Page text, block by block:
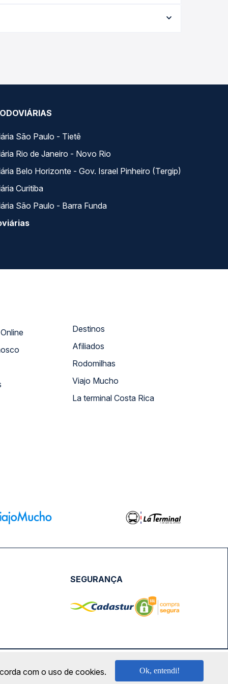
e garante a melhor oferta para o seu roteiro.
São Paulo - Tietê
Rio de Janeiro - Novo Rio
Belo Horizonte - Gov. Israel Pinheiro (Tergip)
Curitiba
São Paulo - Barra Funda
Atendimento Online
Destinos
Afiliados
Rodomilhas
Viajo Mucho
La terminal Costa Rica
SEGURANÇA
0001-57 | saconibus@queropassagem.com.br
com o uso de cookies. Ok, entendi!